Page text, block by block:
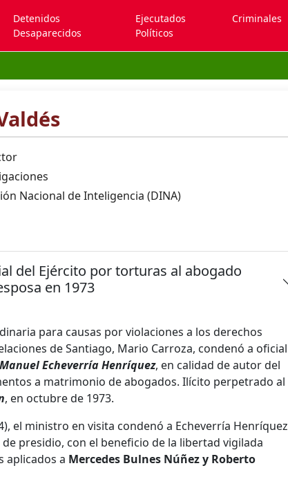
Detenidos
Desaparecidos
Ejecutados
Políticos
Criminales
Nacional de Inteligencia (DINA)
del Ejército por torturas al abogado
en 1973
para causas por violaciones a los derechos
de Santiago, Mario Carroza, condenó a oficial
Echeverría Henríquez, en calidad de autor del
a matrimonio de abogados. Ilícito perpetrado al
, en octubre de 1973.
el ministro en visita condenó a Echeverría Henríquez
presidio, con el beneficio de la libertad vigilada
aplicados a Mercedes Bulnes Núñez y Roberto